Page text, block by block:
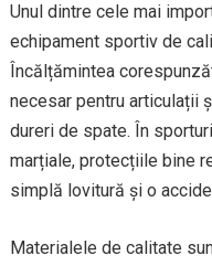
Unul dintre cele mai
echipament sportiv de
Încălțămintea
necesar pentru articulații
dureri de spate. În
marțiale, protecțiile bine
simplă lovitură și o
Materialele de calitate